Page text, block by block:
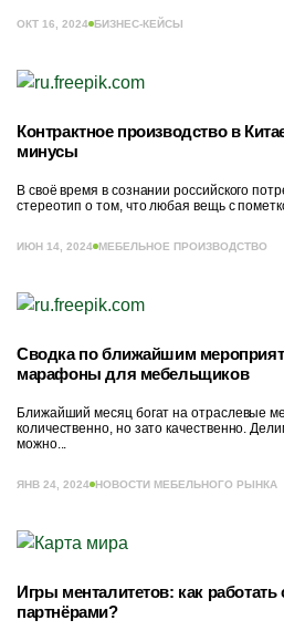
ОКТ 16, 2024 БИЗНЕС-КЕЙСЫ
Контрактное производство в
минусы
В своё время в сознании российского
стереотип о том, что любая вещь с
ИЮН 14, 2024 МЕБЕЛЬНОЕ ПРОИЗВОДСТВО
Сводка по ближайшим
марафоны для мебельщиков
Ближайший месяц богат на отраслевые
количественно, но зато качественно.
можно...
ЯНВ 24, 2024 НОВОСТИ МЕБЕЛЬНОГО РЫНКА
Игры менталитетов: как
партнёрами?